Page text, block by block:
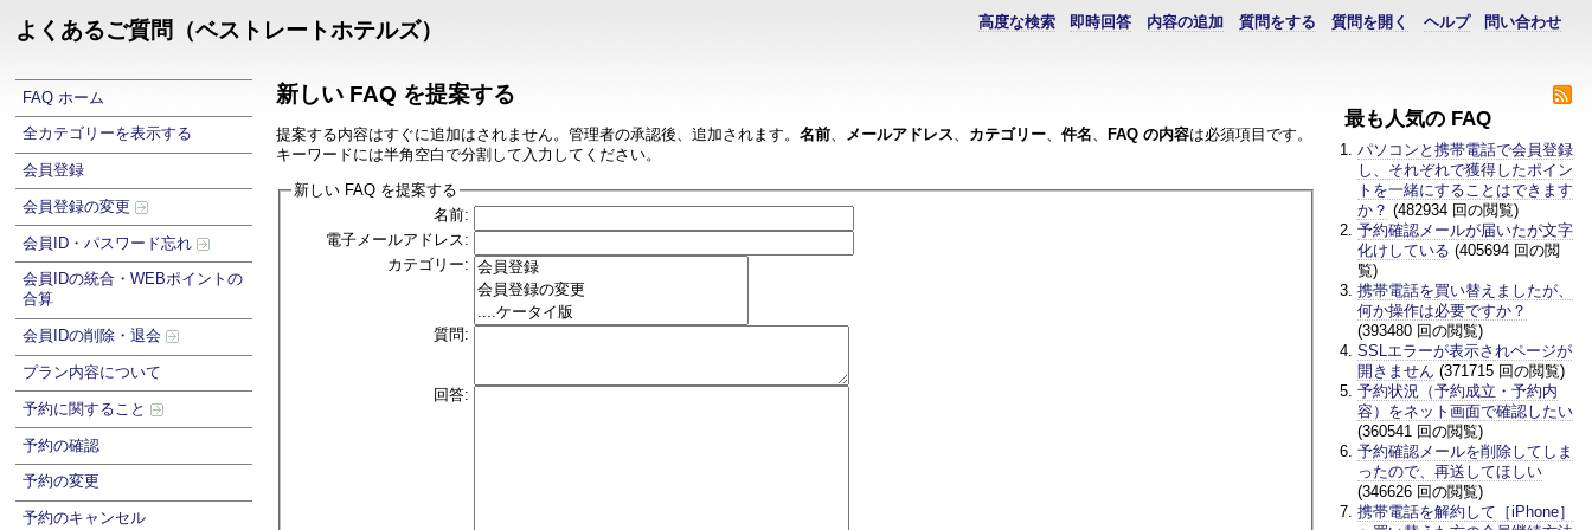
よくあるご質問（ベストレートホテルズ） 問い合わせ
ヘルプ
質問を開く
質問をする
内容の追加
即時回答
高度な検索
FAQ ホーム
全カテゴリーを表示する
会員登録
会員登録の変更
会員ID・パスワード忘れ
会員IDの統合・WEBポイントの
合算
会員IDの削除・退会
プラン内容について
予約に関すること
予約の確認
予約の変更
予約のキャンセル
最も人気の FAQ
パソコンと携帯電話で会員登録
し、それぞれで獲得したポイン
トを一緒にすることはできます
か？ (482934 回の閲覧)
予約確認メールが届いたが文字
化けしている (405694 回の閲
覧)
携帯電話を買い替えましたが、
何か操作は必要ですか？
(393480 回の閲覧)
SSLエラーが表示されページが
開きません (371715 回の閲覧)
予約状況（予約成立・予約内
容）をネット画面で確認したい
(360541 回の閲覧)
予約確認メールを削除してしま
ったので、再送してほしい
(346626 回の閲覧)
携帯電話を解約して［iPhone］
新しい FAQ を提案する
提案する内容はすぐに追加はされません。管理者の承認後、追加されます。 名前、 メールアドレス カテゴリー、 件名 FAQ の内容は必須項目です。
キーワードには半角空白で分割して入力してください。
新しい FAQ を提案する
名前:
電子メールアドレス:
カテゴリー:
質問:
回答: